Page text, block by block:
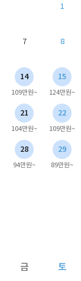
1
7 8
14
109만원~
15
124만원~
21
104만원~
22
109만원~
28
94만원~
29
89만원~
금 토